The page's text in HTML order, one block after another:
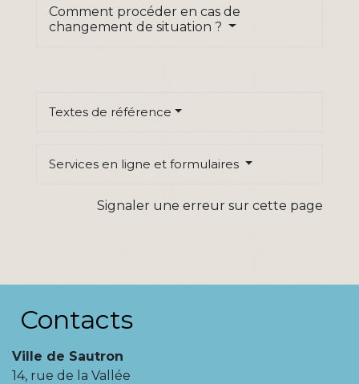
Comment procéder en cas de
changement de situation ?
Textes de référence
Services en ligne et formulaires
Signaler une erreur sur cette page
Contacts
Ville de Sautron
14, rue de la Vallée